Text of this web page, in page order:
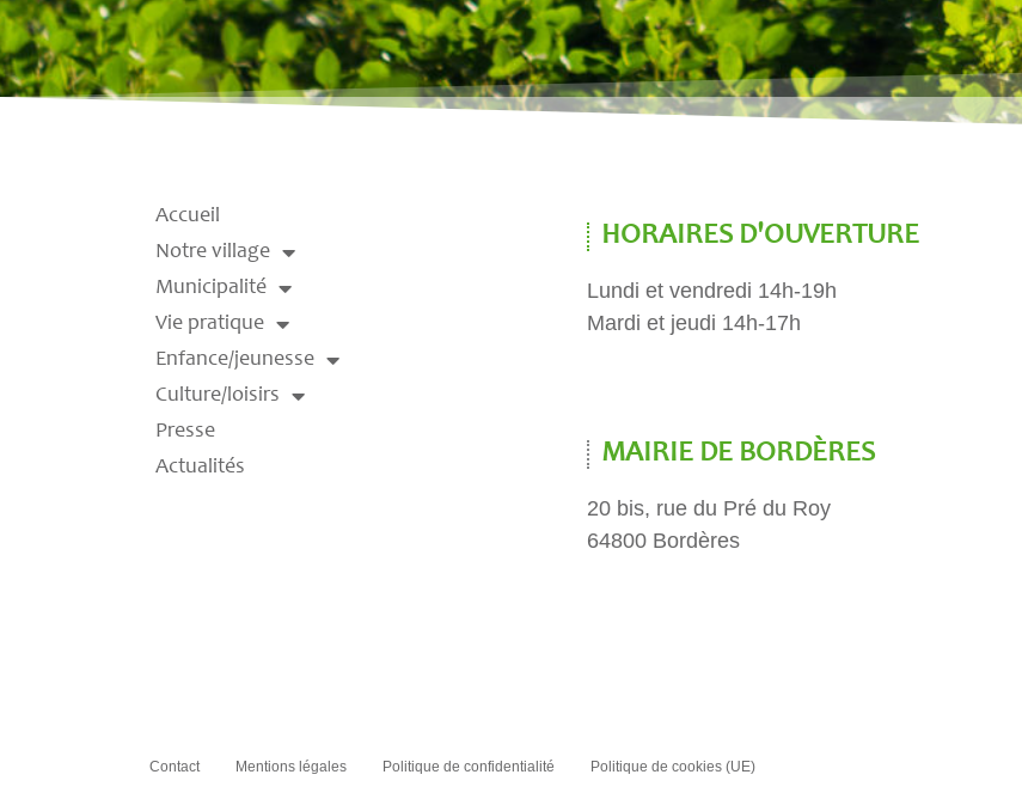
Accueil
Notre village
Municipalité
Vie pratique
Enfance/jeunesse
Culture/loisirs
Presse
Actualités
HORAIRES D'OUVERTURE
Lundi et vendredi 14h-19h
Mardi et jeudi 14h-17h
MAIRIE DE BORDÈRES
20 bis, rue du Pré du Roy
64800 Bordères
Contact Mentions légales Politique de confidentialité Politique de cookies (UE)